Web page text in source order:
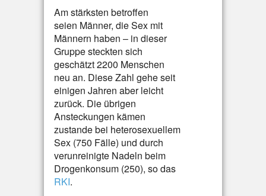
Am stärksten betroffen
seien Männer, die Sex mit
Männern haben – in dieser
Gruppe steckten sich
geschätzt 2200 Menschen
neu an. Diese Zahl gehe seit
einigen Jahren aber leicht
zurück. Die übrigen
Ansteckungen kämen
zustande bei heterosexuellem
Sex (750 Fälle) und durch
verunreinigte Nadeln beim
Drogenkonsum (250), so das
RKI.